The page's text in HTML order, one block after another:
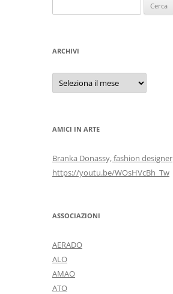
per:
ARCHIVI
Archivi
AMICI IN ARTE
Branka Donassy, fashion designer
https://youtu.be/WOsHVcBh_Tw
ASSOCIAZIONI
AERADO
ALO
AMAO
ATO